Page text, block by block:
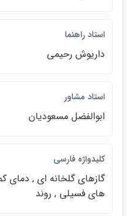
استاد راهنما
داريوش رحيمي
استاد مشاور
ابوالفضل مسعوديان
كليدواژه فارسي
گازهاي گلخانه اي , دماي
هاي فسيلي , روند